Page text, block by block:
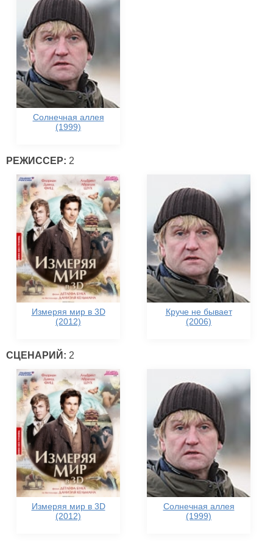
Солнечная аллея
(1999)
РЕЖИССЕР: 2
Измеряя мир в 3D
(2012)
Круче не бывает
(2006)
СЦЕНАРИЙ: 2
Измеряя мир в 3D
(2012)
Солнечная аллея
(1999)